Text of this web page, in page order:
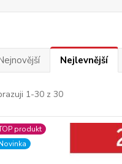
Nejlevnější
1-30 z 30
produkt